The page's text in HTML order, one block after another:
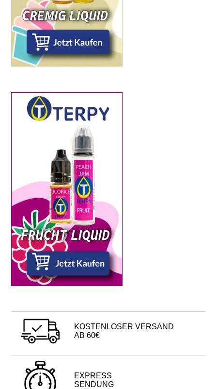
KOSTENLOSER VERSAND
AB 60€
EXPRESS
SENDUNG